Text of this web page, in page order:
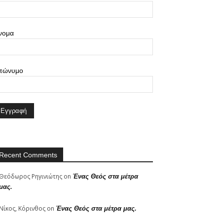
Comments
Ρηγινιώτης on Ένας Θεός στα μέτρα
Κόρινθος on Ένας Θεός στα μέτρα μας.